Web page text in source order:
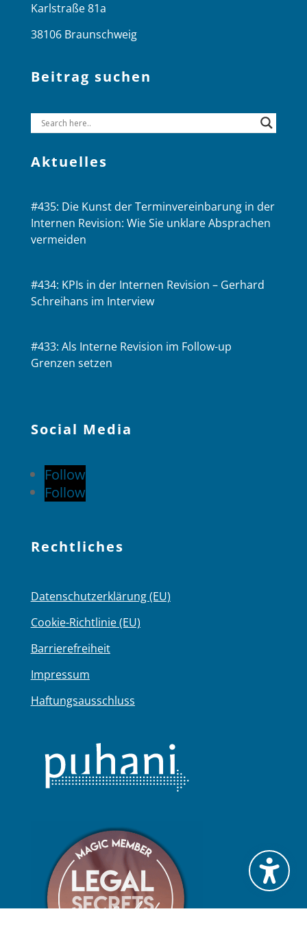
Karlstraße 81a
38106 Braunschweig
Beitrag suchen
Aktuelles
#435: Die Kunst der Terminvereinbarung in der
Internen Revision: Wie Sie unklare Absprachen
vermeiden
#434: KPIs in der Internen Revision – Gerhard
Schreihans im Interview
#433: Als Interne Revision im Follow-up
Grenzen setzen
Social Media
Follow
Follow
Rechtliches
Datenschutzerklärung (EU)
Cookie-Richtlinie (EU)
Barrierefreiheit
Impressum
Haftungsausschluss